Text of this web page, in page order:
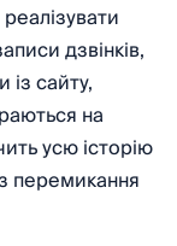
дзвінків,
сайту,
на
усю історію
перемикання